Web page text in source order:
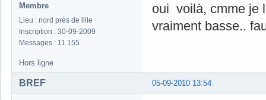
Membre
Lieu : nord près de lille
Inscription : 30-09-2009
Messages : 11 155
oui voilà, cmme je
vraiment basse..
Hors ligne
05-09-2010 13:54
BREF